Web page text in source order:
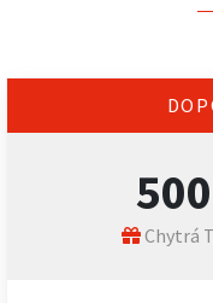
Kontakt
500
Chytrá